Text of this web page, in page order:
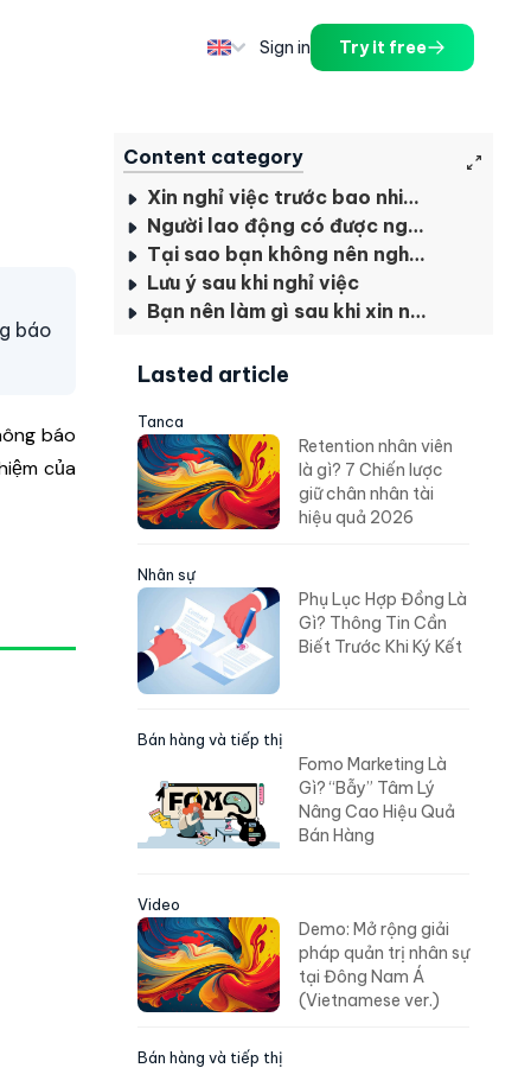
Sign in Try it free
báo
báo
của
Content category
Xin nghỉ việc trước bao nhiêu ngày?
Người lao động có được nghỉ việc không báo trước không?
Tại sao bạn không nên nghỉ việc mà không báo trước?
Lưu ý sau khi nghỉ việc
Bạn nên làm gì sau khi xin nghỉ việc?
Lasted article
Tanca
Retention nhân viên
là gì? 7 Chiến lược
giữ chân nhân tài
hiệu quả 2026
Nhân sự
Phụ Lục Hợp Đồng Là
Gì? Thông Tin Cần
Biết Trước Khi Ký Kết
Bán hàng và tiếp thị
Fomo Marketing Là
Gì? “Bẫy” Tâm Lý
Nâng Cao Hiệu Quả
Bán Hàng
Video
Demo: Mở rộng giải
pháp quản trị nhân sự
tại Đông Nam Á
(Vietnamese ver.)
Bán hàng và tiếp thị